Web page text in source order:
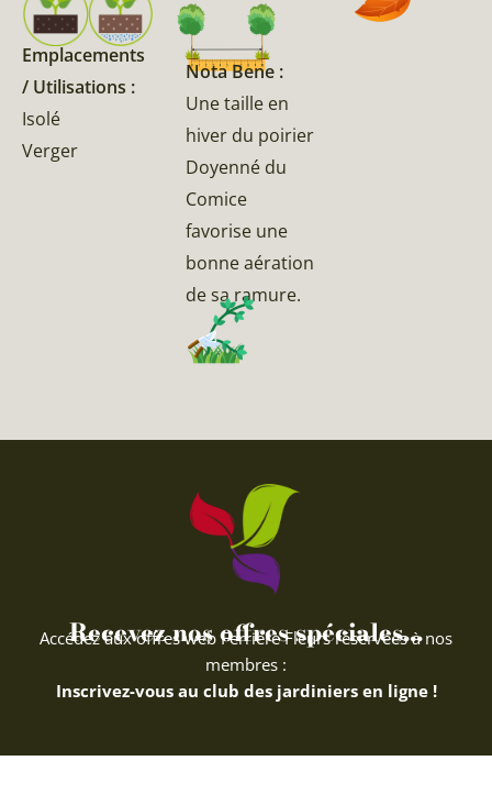
Emplacements
/ Utilisations :
Isolé
Verger
Nota Bene :
Une taille en
hiver du poirier
Doyenné du
Comice
favorise une
bonne aération
de sa ramure.
Recevez nos offres spéciales...
Accédez aux offres web Ferriere Fleurs réservées à nos
membres :
Inscrivez-vous au club des jardiniers en ligne !